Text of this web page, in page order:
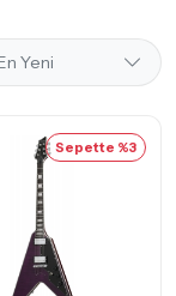
Sepette %3